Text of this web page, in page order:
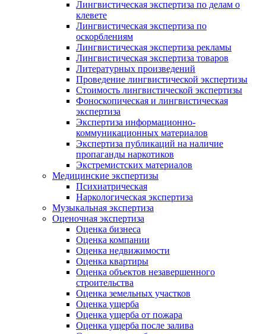
Лингвистическая экспертиза по делам о
клевете
Лингвистическая экспертиза по
оскорблениям
Лингвистическая экспертиза рекламы
Лингвистическая экспертиза товаров
Литературных произведений
Проведение лингвистической экспертизы
Стоимость лингвистической экспертизы
Фоноскопическая и лингвистическая
экспертиза
Экспертиза информационно-
коммуникационных материалов
Экспертиза публикаций на наличие
пропаганды наркотиков
Экстремистских материалов
Медицинские экспертизы
Психиатрическая
Наркологическая экспертиза
Музыкальная экспертиза
Оценочная экспертиза
Оценка бизнеса
Оценка компании
Оценка недвижимости
Оценка квартиры
Оценка объектов незавершенного
строительства
Оценка земельных участков
Оценка ущерба
Оценка ущерба от пожара
Оценка ущерба после залива